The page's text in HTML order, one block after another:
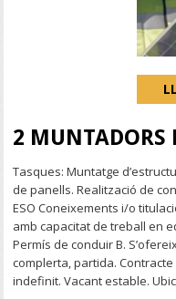
2 MUNTADORS
Tasques: Muntatge
de panells. Realització de
ESO Coneixements i/o
amb capacitat de treball en
Permís de conduir B.
complerta, partida.
indefinit. Vacant estable.